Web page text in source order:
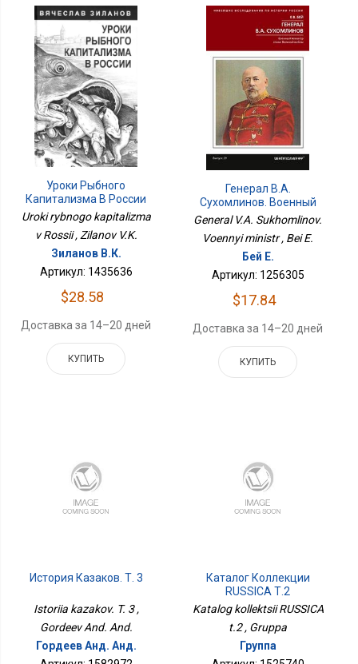
Уроки Рыбного
Капитализма В России
Uroki rybnogo kapitalizma
v Rossii , Zilanov V.K.
Зиланов В.К.
Артикул: 1435636
$28.58
Доставка за 14–20 дней
КУПИТЬ
Генерал В.А.
Сухомлинов. Военный
Министр
General V.A. Sukhomlinov.
Voennyi ministr , Bei E.
Бей Е.
Артикул: 1256305
$17.84
Доставка за 14–20 дней
КУПИТЬ
История Казаков. Т. 3
Istoriia kazakov. T. 3 ,
Gordeev And. And.
Гордеев Анд. Анд.
Каталог Коллекции
RUSSICA Т.2
Katalog kollektsii RUSSICA
t.2 , Gruppa
Группа